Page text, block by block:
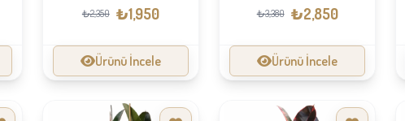
₺2,350 ₺1,950
Ürünü İncele
₺3,380 ₺2,850
Ürünü İncele